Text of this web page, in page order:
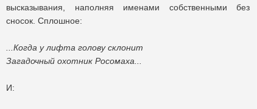
высказывания, наполняя именами собственными без
сносок. Сплошное:
...Когда у лифта голову склонит
Загадочный охотник Росомаха...
И: